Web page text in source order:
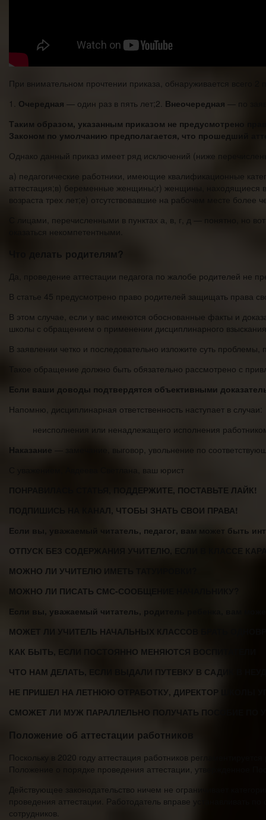
При внимательном прочтении приказа, обнаруживается всего 2
1. Очередная — один раз в пять лет;2. Внеочередная — по
Таким образом, указанным приказом не предусмотрено
Законом по умолчанию предполагается, что прошедший
Однако данный приказ имеет ряд исключений (ниже
а) педагогические работники, имеющие квалификационные
аттестация;в) беременные женщины;г) женщины, находящиеся
возраста трех лет;е) отсутствовавшие на рабочем месте более
С лицами, перечисленными в пунктах а, в, г, д — понятно, но
оказаться некомпетентными.
Что делать родителям?
Да, проведение аттестации педагога по жалобе родителей не
В статье 45 предусмотрено право родителей защищать права
В этом случае, если у вас имеются обоснованные факты и
школы с обращением о применении дисциплинарного
В заявлении четко и последовательно изложите суть проблемы,
Такое обращение должно быть обязательно рассмотрено с
Если ваши доводы подтвердятся объективными
Напомню, дисциплинарная ответственность наступает в случаи:
неисполнения или ненадлежащего исполнения
Наказание — замечание, выговор, увольнение по
С уважением, Авдеева Светлана, ваш юрист
ПОНРАВИЛАСЬ СТАТЬЯ, ПОДДЕРЖИТЕ, ПОСТАВЬТЕ ЛАЙК!
ПОДПИШИСЬ НА КАНАЛ, ЧТОБЫ ЗНАТЬ СВОИ ПРАВА!
Если вы, уважаемый читатель, педагог, вам может быть
ОТПУСК БЕЗ СОДЕРЖАНИЯ УЧИТЕЛЮ, ЕСЛИ В КЛАССЕ
МОЖНО ЛИ УЧИТЕЛЮ ИМЕТЬ ТАТУИРОВКИ?
МОЖНО ЛИ ПИСАТЬ СМС-СООБЩЕНИЕ НАЧАЛЬНИКУ?
Если вы, уважаемый читатель, родитель ребенка, вам
МОЖЕТ ЛИ УЧИТЕЛЬ НАЧАЛЬНЫХ КЛАССОВ БРАТЬ
КАК БЫТЬ, ЕСЛИ ПОСТОЯННО МЕНЯЮТСЯ ВОСПИТАТЕЛИ
ЧТО НАМ ДЕЛАТЬ, ЕСЛИ ВЫДАЛИ ПУТЕВКУ В САДИК В
НЕ ПРИШЕЛ НА ЛЕТНЮЮ ОТРАБОТКУ, ДИРЕКТОР ШКОЛЫ
СМОЖЕТ ЛИ МУЖ ПАРАЛЛЕЛЬНО ПОЛУЧАТЬ ПОСОБИЕ ПО
Положение об аттестации работников
Поскольку в 2020 году аттестация работников
Положение о порядке проведения аттестации, утвержденное
Действующее законодательство ничем не ограничивает
проведения аттестации. Работодатель вправе устанавливать
сотрудников.